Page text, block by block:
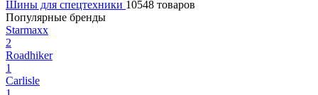
Шины для спецтехники 10548 товаров
Популярные бренды
Starmaxx
2
Roadhiker
1
Carlisle